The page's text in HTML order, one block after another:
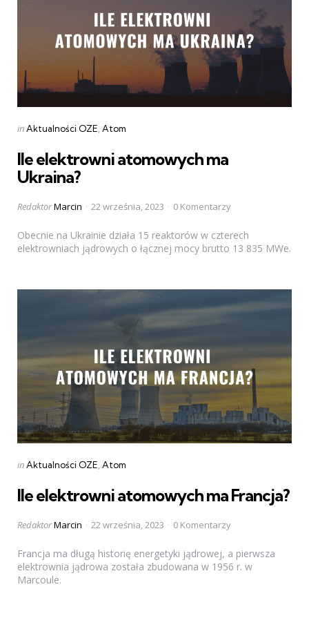
Categories
Posted
inAktualności OZE Atom
Ile elektrowni atomowych ma
Ukraina?
Posted
RedaktorMarcin 22 września, 2023 0 Komentarzy
Obecnie na Ukrainie działa 15 reaktorów w czterech
elektrowniach jądrowych o łącznej mocy brutto 13 835 MWe.
Categories
Posted
inAktualności OZE Atom
Ile elektrowni atomowych ma Francja?
Posted
RedaktorMarcin 22 września, 2023 0 Komentarzy
Francja ma długą historię energetyki jądrowej, a pierwsza
elektrownia jądrowa została zbudowana w 1956 r. w
Marcoule.